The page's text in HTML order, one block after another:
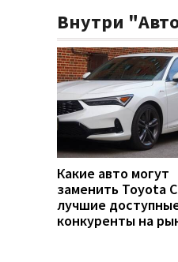
Внутри
Какие авто могут
заменить Toyota
лучшие
конкуренты на